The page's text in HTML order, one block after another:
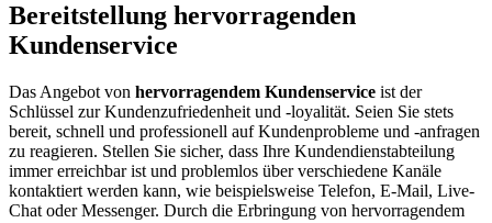
Bereitstellung hervorragenden
Kundenservice
Das Angebot von hervorragendem Kundenservice ist der
Schlüssel zur Kundenzufriedenheit und -loyalität. Seien Sie stets
bereit, schnell und professionell auf Kundenprobleme und -anfragen
zu reagieren. Stellen Sie sicher, dass Ihre Kundendienstabteilung
immer erreichbar ist und problemlos über verschiedene Kanäle
kontaktiert werden kann, wie beispielsweise Telefon, E-Mail, Live-
Chat oder Messenger. Durch die Erbringung von hervorragendem